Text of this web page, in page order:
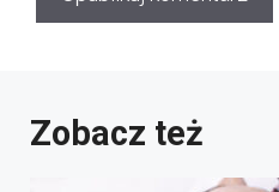
Zobacz też